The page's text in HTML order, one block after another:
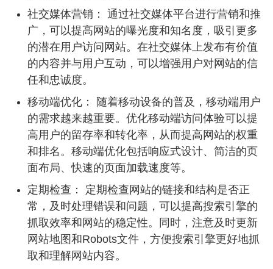
社交媒体营销： 通过社交媒体平台进行营销和推
广，可以提高网站的曝光度和知名度，吸引更多
的潜在用户访问网站。在社交媒体上发布有价值
的内容并与用户互动，可以增强用户对网站的信
任和忠诚度。
移动端优化： 随着移动设备的普及，移动端用户
的需求越来越重要。优化移动端访问体验可以提
高用户的留存率和转化率，从而提高网站的权重
和排名。移动端优化包括响应式设计、简洁的页
面布局、快速的页面加载速度等。
定期检查： 定期检查网站的链接和结构是否正
常，及时处理错误和问题，可以提高搜索引擎的
抓取效率和网站的稳定性。同时，注意及时更新
网站地图和Robots文件，方便搜索引擎更好地抓
取和理解网站内容。